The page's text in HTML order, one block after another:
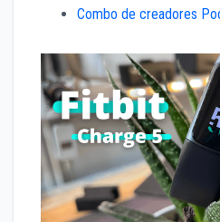
Combo de creadores